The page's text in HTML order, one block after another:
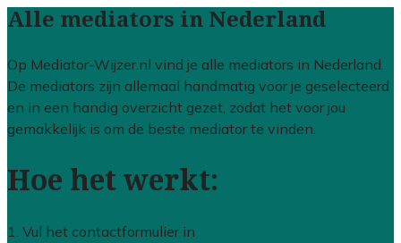
Alle mediators in Nederland
Op Mediator-Wijzer.nl vind je alle mediators in Nederland.
De mediators zijn allemaal handmatig voor je geselecteerd
en in een handig overzicht gezet, zodat het voor jou
gemakkelijk is om de beste mediator te vinden.
Hoe het werkt:
1. Vul het contactformulier in